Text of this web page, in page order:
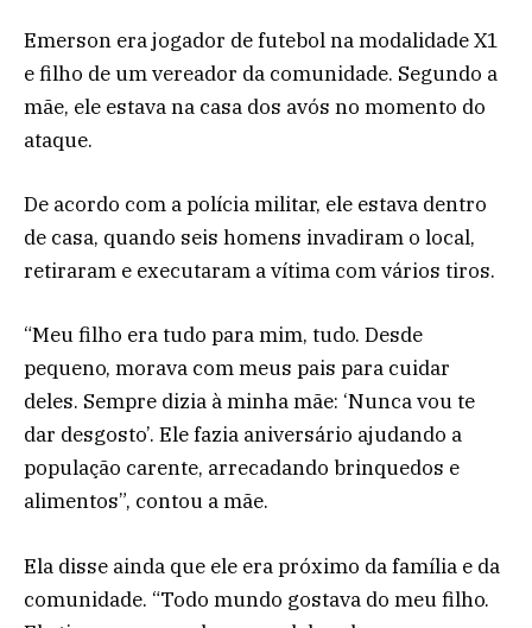
Emerson era jogador de futebol na modalidade X1
e filho de um vereador da comunidade. Segundo a
mãe, ele estava na casa dos avós no momento do
ataque.
De acordo com a polícia militar, ele estava dentro
de casa, quando seis homens invadiram o local,
retiraram e executaram a vítima com vários tiros.
“Meu filho era tudo para mim, tudo. Desde
pequeno, morava com meus pais para cuidar
deles. Sempre dizia à minha mãe: ‘Nunca vou te
dar desgosto’. Ele fazia aniversário ajudando a
população carente, arrecadando brinquedos e
alimentos”, contou a mãe.
Ela disse ainda que ele era próximo da família e da
comunidade. “Todo mundo gostava do meu filho.